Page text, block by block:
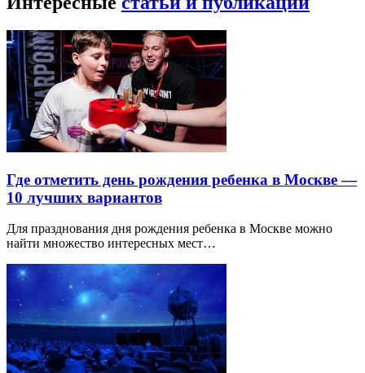
Где отметить день рождения ребенка в Москве —
10 лучших вариантов
Для празднования дня рождения ребенка в Москве можно
найти множество интересных мест…